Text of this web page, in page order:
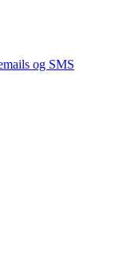
og SMS